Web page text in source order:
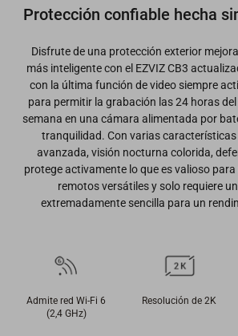
Protección confiable hecha
Disfrute de una protección exterior
más inteligente con el EZVIZ CB3
con la última función de video siempre
para permitir la grabación las 24 horas del
semana en una cámara alimentada por
tranquilidad. Con varias
avanzada, visión nocturna colorida,
protege activamente lo que es valioso
remotos versátiles y solo requiere
extremadamente sencilla para un
Admite red Wi-Fi 6
(2,4 GHz)
Resolución de 2K